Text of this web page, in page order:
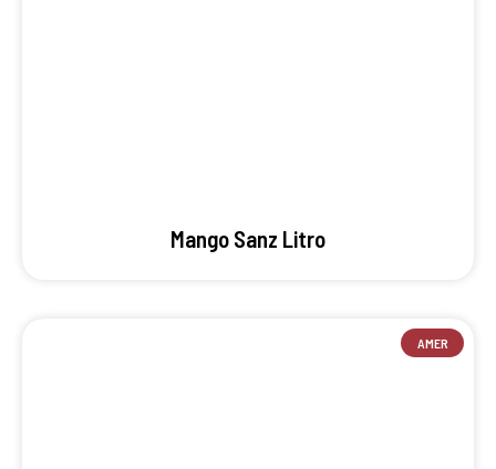
Mango Sanz Litro
AMER